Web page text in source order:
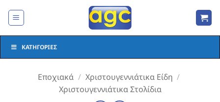
στο
ΚΑΤΗΓΟΡΊΕΣ
Εποχιακά / Χριστουγεννιάτικα Είδη /
Χριστουγεννιάτικα Στολίδια